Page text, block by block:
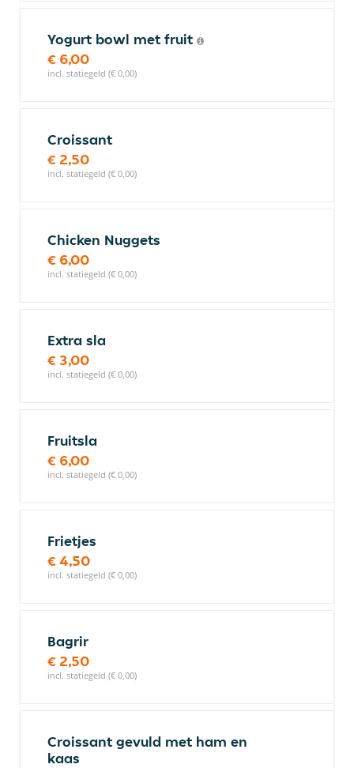
Yogurt bowl met fruit
€ 6,00
incl. statiegeld (€ 0,00)
Croissant
€ 2,50
incl. statiegeld (€ 0,00)
Chicken Nuggets
€ 6,00
incl. statiegeld (€ 0,00)
Extra sla
€ 3,00
incl. statiegeld (€ 0,00)
Fruitsla
€ 6,00
incl. statiegeld (€ 0,00)
Frietjes
€ 4,50
incl. statiegeld (€ 0,00)
Bagrir
€ 2,50
incl. statiegeld (€ 0,00)
Croissant gevuld met ham en
kaas